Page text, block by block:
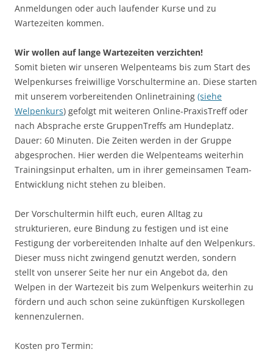
Anmeldungen oder auch laufender Kurse und zu
Wartezeiten kommen.
Wir wollen auf lange Wartezeiten verzichten!
Somit bieten wir unseren Welpenteams bis zum Start des
Welpenkurses freiwillige Vorschultermine an. Diese starten
mit unserem vorbereitenden Onlinetraining (siehe
Welpenkurs) gefolgt mit weiteren Online-PraxisTreff oder
nach Absprache erste GruppenTreffs am Hundeplatz.
Dauer: 60 Minuten. Die Zeiten werden in der Gruppe
abgesprochen. Hier werden die Welpenteams weiterhin
Trainingsinput erhalten, um in ihrer gemeinsamen Team-
Entwicklung nicht stehen zu bleiben.
Der Vorschultermin hilft euch, euren Alltag zu
strukturieren, eure Bindung zu festigen und ist eine
Festigung der vorbereitenden Inhalte auf den Welpenkurs.
Dieser muss nicht zwingend genutzt werden, sondern
stellt von unserer Seite her nur ein Angebot da, den
Welpen in der Wartezeit bis zum Welpenkurs weiterhin zu
fördern und auch schon seine zukünftigen Kurskollegen
kennenzulernen.
Kosten pro Termin: